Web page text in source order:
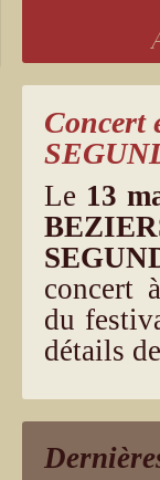
Concert
Le 13
concert à
du
détails